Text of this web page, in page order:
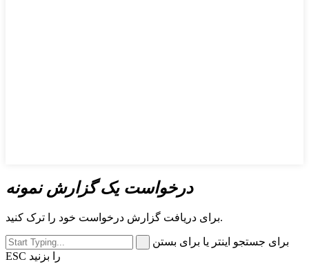
درخواست یک گزارش نمونه
برای دریافت گزارش درخواست خود را ترک کنید.
برای جستجو اینتر یا برای بستن
ESC را بزنید